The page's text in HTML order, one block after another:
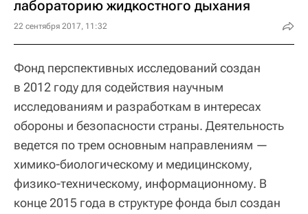
лабораторию жидкостного дыхания
22 сентября 2017, 11:32
Фонд перспективных исследований создан
в 2012 году для содействия научным
исследованиям и разработкам в интересах
обороны и безопасности страны. Деятельность
ведется по трем основным направлениям —
химико-биологическому и медицинскому,
физико-техническому, информационному. В
конце 2015 года в структуре фонда был создан